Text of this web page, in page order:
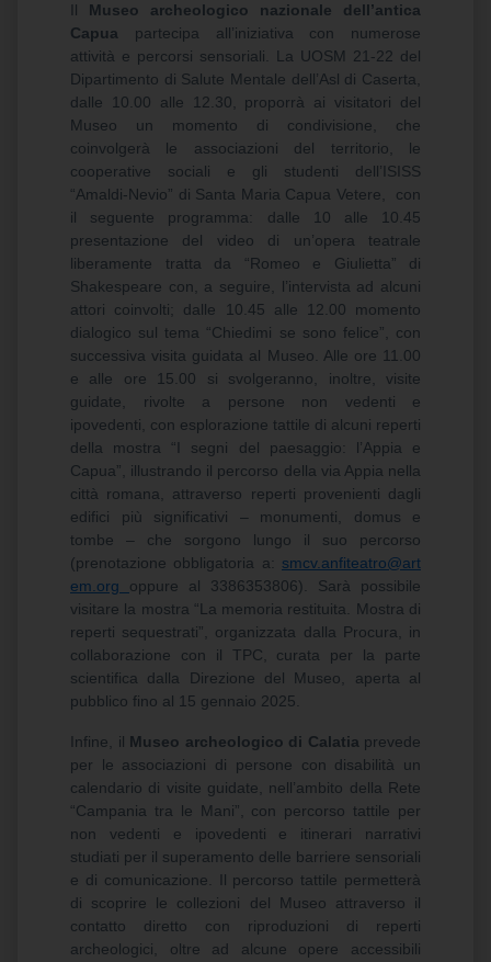
Il Museo archeologico nazionale dell’antica
Capua partecipa all’iniziativa con numerose
attività e percorsi sensoriali. La UOSM 21-22 del
Dipartimento di Salute Mentale dell’Asl di Caserta,
dalle 10.00 alle 12.30, proporrà ai visitatori del
Museo un momento di condivisione, che
coinvolgerà le associazioni del territorio, le
cooperative sociali e gli studenti dell’ISISS
“Amaldi-Nevio” di Santa Maria Capua Vetere, con
il seguente programma: dalle 10 alle 10.45
presentazione del video di un’opera teatrale
liberamente tratta da “Romeo e Giulietta” di
Shakespeare con, a seguire, l’intervista ad alcuni
attori coinvolti; dalle 10.45 alle 12.00 momento
dialogico sul tema “Chiedimi se sono felice”, con
successiva visita guidata al Museo. Alle ore 11.00
e alle ore 15.00 si svolgeranno, inoltre, visite
guidate, rivolte a persone non vedenti e
ipovedenti, con esplorazione tattile di alcuni reperti
della mostra “I segni del paesaggio: l’Appia e
Capua”, illustrando il percorso della via Appia nella
città romana, attraverso reperti provenienti dagli
edifici più significativi – monumenti, domus e
tombe – che sorgono lungo il suo percorso
(prenotazione obbligatoria a: smcv.anfiteatro@art
em.org oppure al 3386353806). Sarà possibile
visitare la mostra “La memoria restituita. Mostra di
reperti sequestrati”, organizzata dalla Procura, in
collaborazione con il TPC, curata per la parte
scientifica dalla Direzione del Museo, aperta al
pubblico fino al 15 gennaio 2025.
Infine, il Museo archeologico di Calatia prevede
per le associazioni di persone con disabilità un
calendario di visite guidate, nell’ambito della Rete
“Campania tra le Mani”, con percorso tattile per
non vedenti e ipovedenti e itinerari narrativi
studiati per il superamento delle barriere sensoriali
e di comunicazione. Il percorso tattile permetterà
di scoprire le collezioni del Museo attraverso il
contatto diretto con riproduzioni di reperti
archeologici, oltre ad alcune opere accessibili